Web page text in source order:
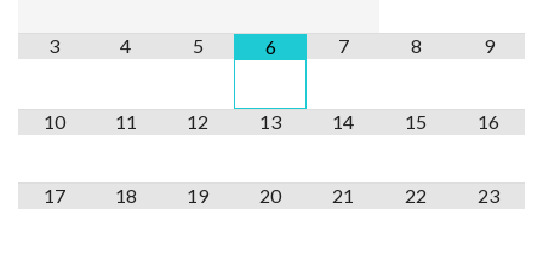
3 4 5 6 7 8 9
10 11 12 13 14 15 16
17 18 19 20 21 22 23